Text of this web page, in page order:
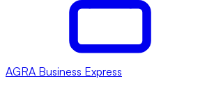
AGRA Business Express